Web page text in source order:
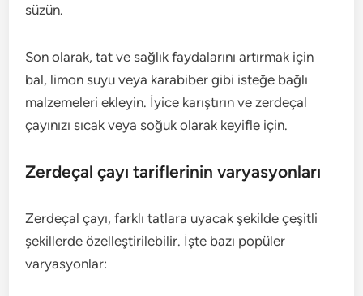
süzün.
Son olarak, tat ve sağlık faydalarını artırmak için
bal, limon suyu veya karabiber gibi isteğe bağlı
malzemeleri ekleyin. İyice karıştırın ve zerdeçal
çayınızı sıcak veya soğuk olarak keyifle için.
Zerdeçal çayı tariflerinin varyasyonları
Zerdeçal çayı, farklı tatlara uyacak şekilde çeşitli
şekillerde özelleştirilebilir. İşte bazı popüler
varyasyonlar: